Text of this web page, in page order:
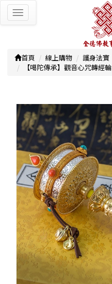
Toggle
navigation
首頁 線上購物 護身法寶
【噶陀傳承】觀音心咒轉經輪